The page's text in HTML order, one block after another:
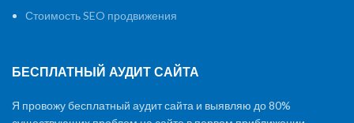
Стоимость SEO продвижения
БЕСПЛАТНЫЙ АУДИТ САЙТА
Я провожу бесплатный аудит сайта и выявляю до 80%